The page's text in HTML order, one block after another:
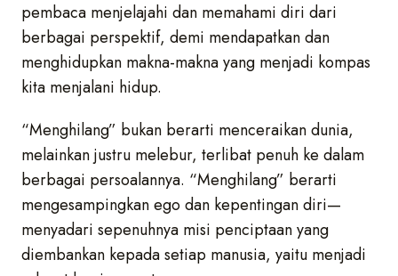
pembaca menjelajahi dan memahami diri dari
berbagai perspektif, demi mendapatkan dan
menghidupkan makna-makna yang menjadi kompas
kita menjalani hidup.
“Menghilang” bukan berarti menceraikan dunia,
melainkan justru melebur, terlibat penuh ke dalam
berbagai persoalannya. “Menghilang” berarti
mengesampingkan ego dan kepentingan diri—
menyadari sepenuhnya misi penciptaan yang
diembankan kepada setiap manusia, yaitu menjadi